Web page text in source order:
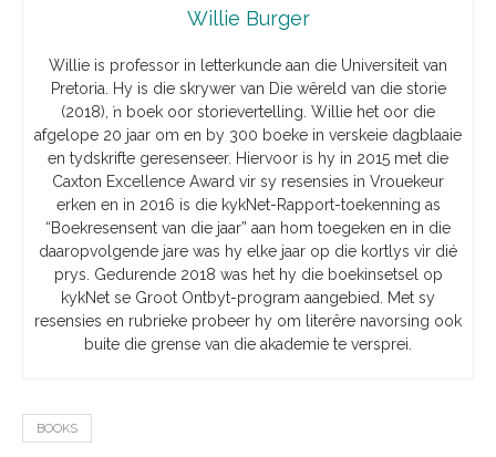
Willie Burger
Willie is professor in letterkunde aan die Universiteit van
Pretoria. Hy is die skrywer van Die wêreld van die storie
(2018), ŉ boek oor storievertelling. Willie het oor die
afgelope 20 jaar om en by 300 boeke in verskeie dagblaaie
en tydskrifte geresenseer. Hiervoor is hy in 2015 met die
Caxton Excellence Award vir sy resensies in Vrouekeur
erken en in 2016 is die kykNet-Rapport-toekenning as
“Boekresensent van die jaar” aan hom toegeken en in die
daaropvolgende jare was hy elke jaar op die kortlys vir dié
prys. Gedurende 2018 was het hy die boekinsetsel op
kykNet se Groot Ontbyt-program aangebied. Met sy
resensies en rubrieke probeer hy om literêre navorsing ook
buite die grense van die akademie te versprei.
BOOKS